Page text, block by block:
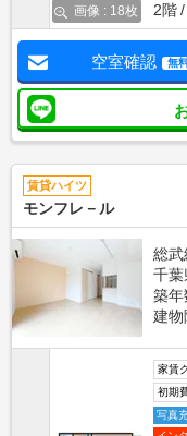
画像 : 18枚
2階
空室確認 無
賃貸ハイツ
モンフレ－ル
総
千葉
築年
建物
家賃
初期
写真